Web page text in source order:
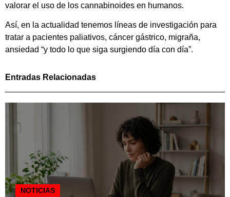
valorar el uso de los cannabinoides en humanos.
Así, en la actualidad tenemos líneas de investigación para
tratar a pacientes paliativos, cáncer gástrico, migraña,
ansiedad “y todo lo que siga surgiendo día con día”.
Entradas Relacionadas
NOTICIAS